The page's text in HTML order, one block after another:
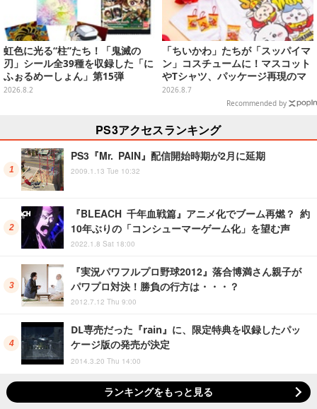
虹色に光る“柱”たち！「鬼滅の
刃」シール全39種を収録した「に
ふぉるめーしょん」第15弾
2026.8.2
「ちいかわ」たちが「スッパイマ
ン」コスチュームに！マスコット
やTシャツ、パッケージ再現のマ
グネットなど全5アイテム
2026.8.7
Recommended by
PS3アクセスランキング
PS3『Mr. PAIN』配信開始時期が2月に延期
2009.1.13 Tue 10:32
『BLEACH 千年血戦篇』アニメ化でブーム再燃？ 約
10年ぶりの「コンシューマーゲーム化」を望む声
2022.1.8 Sat 18:00
『実況パワフルプロ野球2012』落合博満さん親子が
パワプロ対決！勝負の行方は・・・？
2012.7.12 Thu 9:00
DL専売だった『rain』に、限定特典を収録したパッ
ケージ版の発売が決定
2014.3.20 Thu 14:00
ランキングをもっと見る